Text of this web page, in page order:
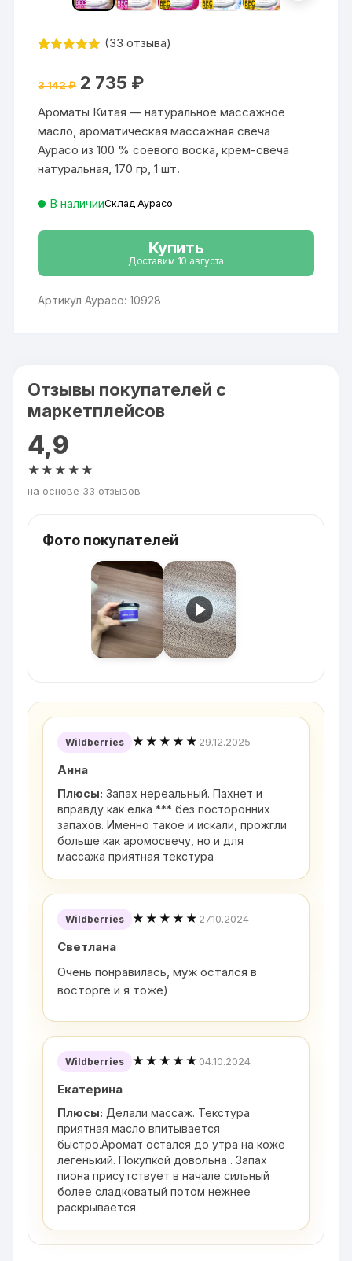
на основе
пользовател
ей
(33 отзыва)
3 142₽ Первоначальная
цена
3
142 ₽.
2 735 ₽Текущая
735 ₽.
Ароматы Китая — натуральное массажное
масло, ароматическая массажная свеча
Аурасо из 100 % соевого воска, крем-свеча
натуральная, 170 гр, 1 шт.
В наличииСклад Аурасо
Купить
Доставим 10 августа
Артикул Аурасо: 10928
Отзывы покупателей с
маркетплейсов
4,9
★★★★★
на основе 33 отзывов
Фото покупателей
Wildberries ★★★★★ 29.12.2025
Анна
Плюсы: Запах нереальный. Пахнет и
вправду как елка *** без посторонних
запахов. Именно такое и искали, прожгли
больше как аромосвечу, но и для
массажа приятная текстура
Wildberries ★★★★★ 27.10.2024
Светлана
Очень понравилась, муж остался в
восторге и я тоже)
Wildberries ★★★★★ 04.10.2024
Екатерина
Плюсы: Делали массаж. Текстура
приятная масло впитывается
быстро.Аромат остался до утра на коже
легенький. Покупкой довольна . Запах
пиона присутствует в начале сильный
более сладковатый потом нежнее
раскрывается.